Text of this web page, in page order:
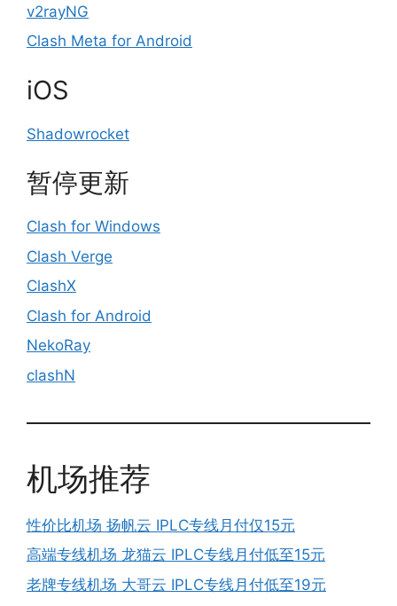
v2rayNG
Clash Meta for Android
iOS
Shadowrocket
暂停更新
Clash for Windows
Clash Verge
ClashX
Clash for Android
NekoRay
clashN
机场推荐
性价比机场 扬帆云 IPLC专线月付仅15元
高端专线机场 龙猫云 IPLC专线月付低至15元
老牌专线机场 大哥云 IPLC专线月付低至19元